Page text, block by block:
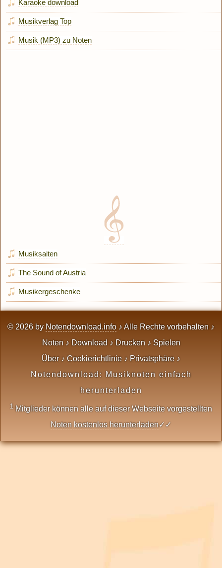
Karaoke download
Musikverlag Top
Musik (MP3) zu Noten
Musiksaiten
The Sound of Austria
Musikergeschenke
© 2026 by Notendownload.info ♪ Alle Rechte vorbehalten ♪
Noten ♪ Download ♪ Drucken ♪ Spielen
Über ♪ Cookierichtlinie ♪ Privatsphäre ♪
Notendownload: Musiknoten einfach
herunterladen
1 Mitglieder können alle auf dieser Webseite vorgestellten
Noten kostenlos herunterladen✓✓